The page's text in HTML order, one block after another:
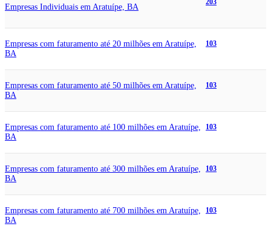
Empresas Individuais em Aratuípe, BA
203
Empresas com faturamento até 20 milhões em Aratuípe,
BA
103
Empresas com faturamento até 50 milhões em Aratuípe,
BA
103
Empresas com faturamento até 100 milhões em Aratuípe,
BA
103
Empresas com faturamento até 300 milhões em Aratuípe,
BA
103
Empresas com faturamento até 700 milhões em Aratuípe,
BA
103